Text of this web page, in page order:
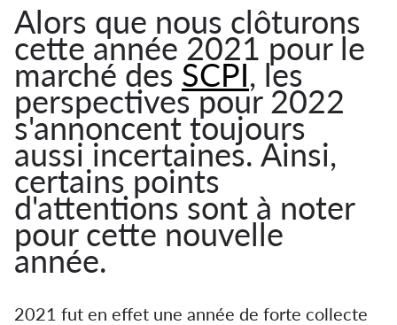
Alors que nous clôturons
cette année 2021 pour le
marché des SCPI, les
perspectives pour 2022
s'annoncent toujours
aussi incertaines. Ainsi,
certains points
d'attentions sont à noter
pour cette nouvelle
année.
2021 fut en effet une année de forte collecte